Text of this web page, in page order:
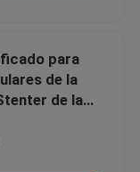
para
de la
de la
puntos